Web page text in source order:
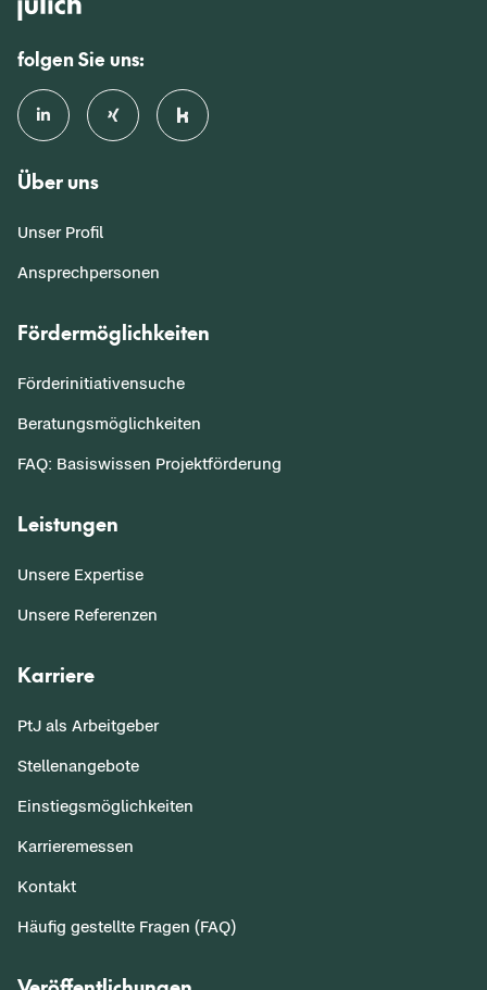
folgen Sie uns:
Über uns
Unser Profil
Ansprechpersonen
Fördermöglichkeiten
Förderinitiativensuche
Beratungsmöglichkeiten
FAQ: Basiswissen Projektförderung
Leistungen
Unsere Expertise
Unsere Referenzen
Karriere
PtJ als Arbeitgeber
Stellenangebote
Einstiegsmöglichkeiten
Karrieremessen
Kontakt
Häufig gestellte Fragen (FAQ)